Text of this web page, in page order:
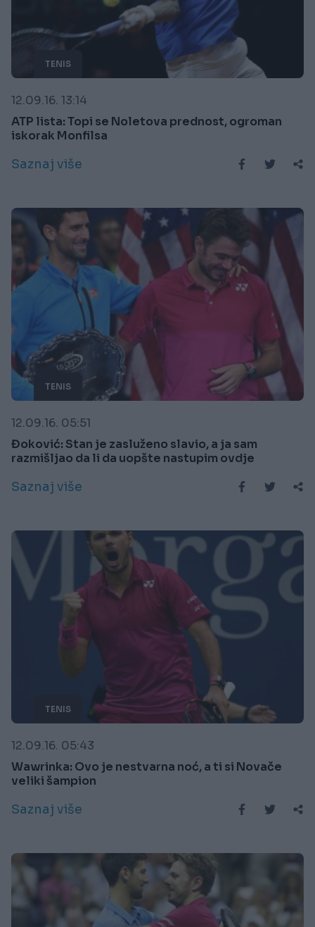
TENIS
12.09.16. 13:14
ATP lista: Topi se Noletova prednost, ogroman
iskorak Monfilsa
Saznaj više
TENIS
12.09.16. 05:51
Đoković: Stan je zasluženo slavio, a ja sam
razmišljao da li da uopšte nastupim ovdje
Saznaj više
TENIS
12.09.16. 05:43
Wawrinka: Ovo je nestvarna noć, a ti si Novače
veliki šampion
Saznaj više